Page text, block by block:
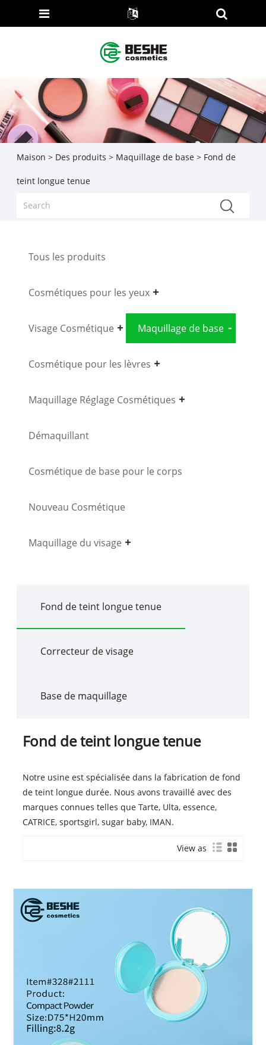
Maison > Des produits > Maquillage de base> Fond de
teint longue tenue
Tous les produits
Cosmétiques pour les yeux
Visage Cosmétique Maquillage de base
Cosmétique pour les lèvres
Maquillage Réglage Cosmétiques
Démaquillant
Cosmétique de base pour le corps
Nouveau Cosmétique
Maquillage du visage
Fond de teint longue tenue
Correcteur de visage
Base de maquillage
Fond de teint longue tenue
Notre usine est spécialisée dans la fabrication de fond
de teint longue durée. Nous avons travaillé avec des
marques connues telles que Tarte, Ulta, essence,
CATRICE, sportsgirl, sugar baby, IMAN.
View as